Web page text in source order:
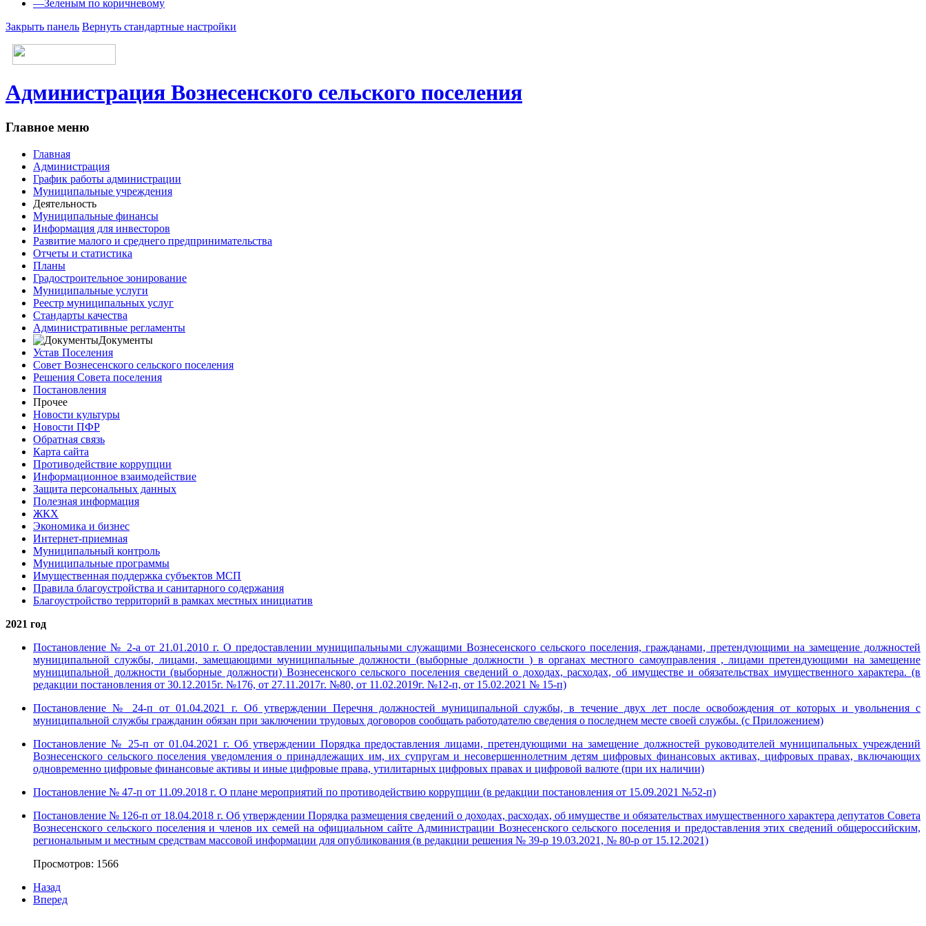
—Зеленым по коричневому
Закрыть панель Вернуть стандартные настройки
Администрация Вознесенского сельского поселения
Главное меню
Главная
Администрация
График работы администрации
Муниципальные учреждения
Деятельность
Муниципальные финансы
Информация для инвесторов
Развитие малого и среднего предпринимательства
Отчеты и статистика
Планы
Градостроительное зонирование
Муниципальные услуги
Реестр муниципальных услуг
Стандарты качества
Административные регламенты
Документы
Устав Поселения
Совет Вознесенского сельского поселения
Решения Совета поселения
Постановления
Прочее
Новости культуры
Новости ПФР
Обратная связь
Карта сайта
Противодействие коррупции
Информационное взаимодействие
Защита персональных данных
Полезная информация
ЖКХ
Экономика и бизнес
Интернет-приемная
Муниципальный контроль
Муниципальные программы
Имущественная поддержка субъектов МСП
Правила благоустройства и санитарного содержания
Благоустройство территорий в рамках местных инициатив
2021 год
Постановление № 2-а от 21.01.2010 г. О предоставлении муниципальными служащими Вознесенского сельского поселения, гражданами, претендующими на замещение должностей
муниципальной службы, лицами, замещающими муниципальные должности (выборные должности ) в органах местного самоуправления , лицами претендующими на замещение
муниципальной должности (выборные должности) Вознесенского сельского поселения сведений о доходах, расходах, об имуществе и обязательствах имущественного характера. (в
редакции постановления от 30.12.2015г. №176, от 27.11.2017г. №80, от 11.02.2019г. №12-п, от 15.02.2021 № 15-п)
Постановление № 24-п от 01.04.2021 г. Об утверждении Перечня должностей муниципальной службы, в течение двух лет после освобождения от которых и увольнения с
муниципальной службы гражданин обязан при заключении трудовых договоров сообщать работодателю сведения о последнем месте своей службы. (с Приложением)
Постановление № 25-п от 01.04.2021 г. Об утверждении Порядка предоставления лицами, претендующими на замещение должностей руководителей муниципальных учреждений
Вознесенского сельского поселения уведомления о принадлежащих им, их супругам и несовершеннолетним детям цифровых финансовых активах, цифровых правах, включающих
одновременно цифровые финансовые активы и иные цифровые права, утилитарных цифровых правах и цифровой валюте (при их наличии)
Постановление № 47-п от 11.09.2018 г. О плане мероприятий по противодействию коррупции (в редакции постановления от 15.09.2021 №52-п)
Постановление № 126-п от 18.04.2018 г. Об утверждении Порядка размещения сведений о доходах, расходах, об имуществе и обязательствах имущественного характера депутатов Совета
Вознесенского сельского поселения и членов их семей на официальном сайте Администрации Вознесенского сельского поселения и предоставления этих сведений общероссийским,
региональным и местным средствам массовой информации для опубликования (в редакции решения № 39-р 19.03.2021, № 80-р от 15.12.2021)
Просмотров: 1566
Назад
Вперед